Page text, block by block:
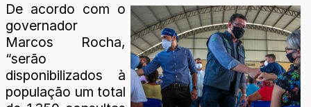
De acordo com o
governador
Marcos Rocha,
“serão
disponibilizados à
população um total